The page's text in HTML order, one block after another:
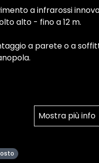
a infrarossi
alto - fino a 12 m.
a parete o a
Mostra più info